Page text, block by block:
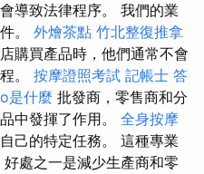
導致法律程序。 我們的業
。 外燴茶點 竹北整復推拿
購買產品時，他們通常不會
。 按摩證照考試 記帳士 答
是什麼 批發商，零售商和分
中發揮了作用。 全身按摩
己的特定任務。 這種專業
處之一是減少生產商和零